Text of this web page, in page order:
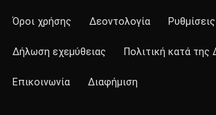
Όροι χρήσης Δεοντολογία
Δήλωση εχεμύθειας Πολιτική κατά της
Επικοινωνία Διαφήμιση